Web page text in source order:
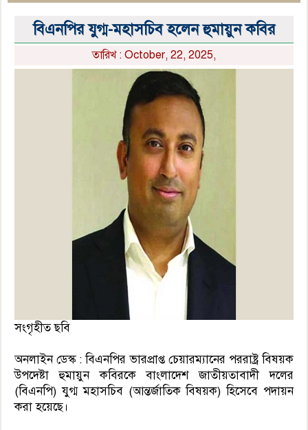
বিএনপির যুগ্ম-মহাসচিব হলেন হুমায়ুন কবির
তারিখ : October, 22, 2025,
সংগৃহীত ছবি
অনলাইন ডেস্ক : বিএনপির ভারপ্রাপ্ত চেয়ারম্যানের পররাষ্ট্র বিষয়ক
উপদেষ্টা হুমায়ুন কবিরকে বাংলাদেশ জাতীয়তাবাদী দলের
(বিএনপি) যুগ্ম মহাসচিব (আন্তর্জাতিক বিষয়ক) হিসেবে পদায়ন
করা হয়েছে।